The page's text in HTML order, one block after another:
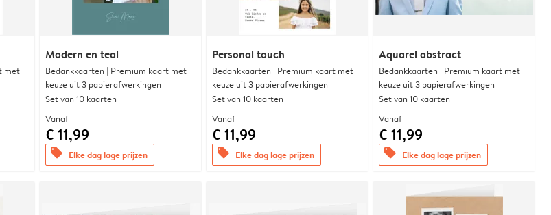
met
Modern en teal
Bedankkaarten | Premium kaart met
keuze uit 3 papierafwerkingen
Set van 10 kaarten
Vanaf
€ 11,99
offers Elke dag lage prijzen
Personal touch
Bedankkaarten | Premium kaart met
keuze uit 3 papierafwerkingen
Set van 10 kaarten
Vanaf
€ 11,99
offers Elke dag lage prijzen
Aquarel abstract
Bedankkaarten | Premium kaart met
keuze uit 3 papierafwerkingen
Set van 10 kaarten
Vanaf
€ 11,99
offers Elke dag lage prijzen